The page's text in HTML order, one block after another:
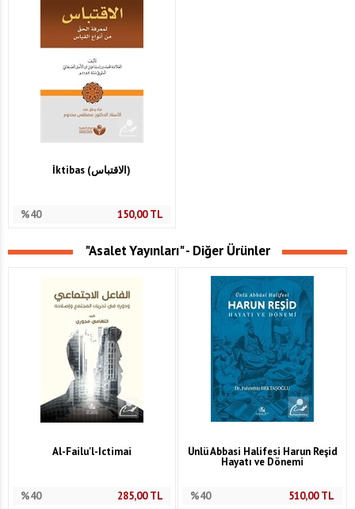
İktibas (الاقتباس)
%40 150,00TL
"Asalet Yayınları" - Diğer Ürünler
Al-Failu'l-Ictimai
%40 285,00TL
Ünlü Abbasi Halifesi Harun Reşid
Hayatı ve Dönemi
%40 510,00TL